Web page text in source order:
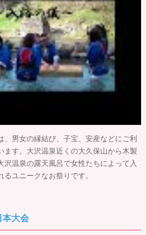
、男女の縁結び、子宝、安産などにご利
ます。大沢温泉近くの大久保山から木製
沢温泉の露天風呂で女性たちによって入
ユニークなお祭りです。
本大会